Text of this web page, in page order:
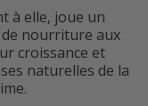
à elle, joue un
nourriture aux
croissance et
naturelles de la